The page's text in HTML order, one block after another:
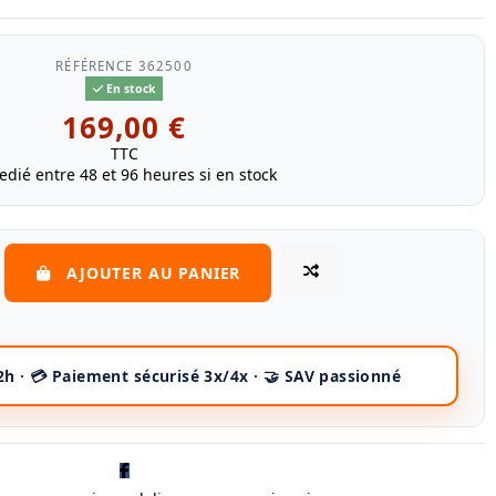
RÉFÉRENCE 362500
En stock
169,00 €
TTC
entre 48 et 96 heures si en stock
AJOUTER AU PANIER